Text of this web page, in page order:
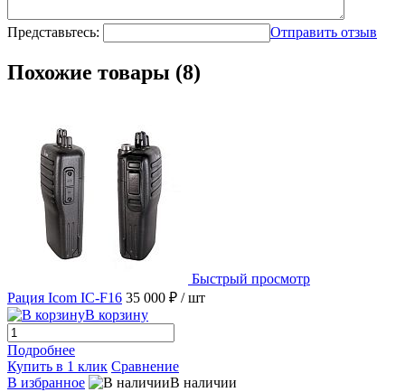
Представьтесь: Отправить отзыв
Похожие товары (8)
Быстрый просмотр
Рация Icom IC-F16 35 000 ₽ / шт
В корзину
Подробнее
Купить в 1 клик Сравнение
В избранное
В наличии